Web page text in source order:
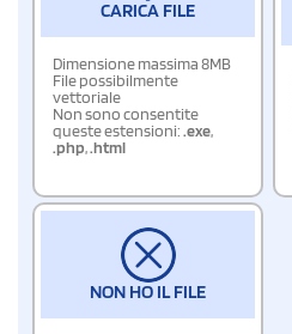
CARICA FILE
Dimensione massima 8MB
File possibilmente
vettoriale
Non sono consentite
queste estensioni:.exe,
.php,.html
NON HO IL FILE